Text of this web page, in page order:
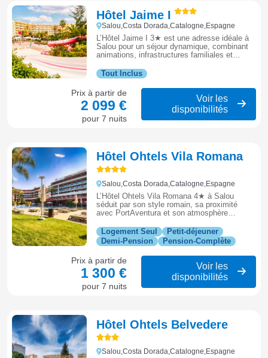
Hôtel Jaime I
Salou,Costa Dorada,Catalogne,Espagne
L’Hôtel Jaime I 3★ est une adresse idéale à
Salou pour un séjour dynamique, combinant
animations, infrastructures familiales et
Tout Inclus
Prix à partir de
2 099 €
pour 7 nuits
Voir les
disponibilités
Hôtel Ohtels Vila Romana
Salou,Costa Dorada,Catalogne,Espagne
L’Hôtel Ohtels Vila Romana 4★ à Salou
séduit par son style romain, sa proximité
avec PortAventura et son atmosphère
famille sur la Costa Dorada.
Logement Seul
Petit-déjeuner
Demi-Pension
Pension-Complète
Prix à partir de
1 300 €
pour 7 nuits
Voir les
disponibilités
Hôtel Ohtels Belvedere
Salou,Costa Dorada,Catalogne,Espagne